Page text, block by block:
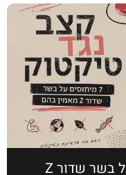
קצב נגד טיקטוק: 7 מיתוסים על בשר שדור Z